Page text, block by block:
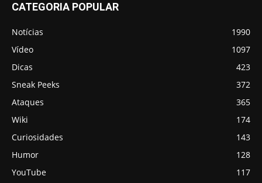
CATEGORIA POPULAR
Notícias
1990
Vídeo
1097
Dicas
423
Sneak Peeks
372
Ataques
365
Wiki
174
Curiosidades
143
Humor
128
YouTube
117